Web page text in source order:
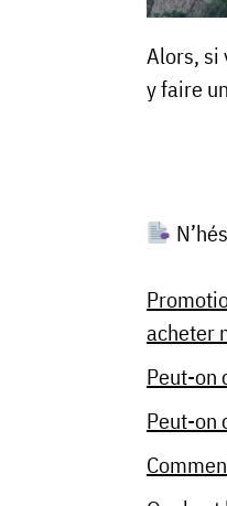
Alors, si
y faire
acheter
Peut-on
Peut-on